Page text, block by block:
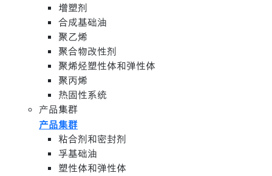
增塑剂
合成基础油
聚乙烯
聚合物改性剂
聚烯烃塑性体和弹性体
聚丙烯
热固性系统
产品集群
产品集群
粘合剂和密封剂
孚基础油
塑性体和弹性体